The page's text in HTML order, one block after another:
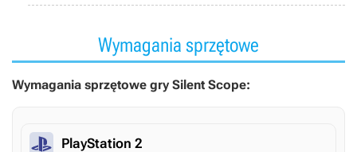
Wymagania sprzętowe
Wymagania sprzętowe gry Silent Scope:
PlayStation 2